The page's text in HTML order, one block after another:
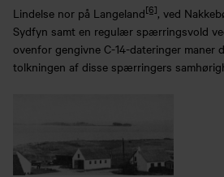
Lindelse nor på Langeland[6], ved
Sydfyn samt en regulær spærringsvold
ovenfor gengivne C-14-dateringer maner
tolkningen af disse spærringers